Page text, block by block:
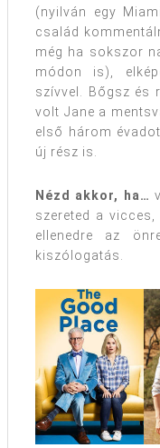
(nyilván egy
család
még ha sokszor
módon is),
szívvel. Bőgsz és
volt Jane a
első három
új rész is.
Nézd akkor, ha…
szereted a vicces,
ellenedre az
kiszólogatás.